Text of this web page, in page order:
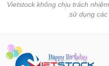
Vietstock không chịu trách
sử dụng các